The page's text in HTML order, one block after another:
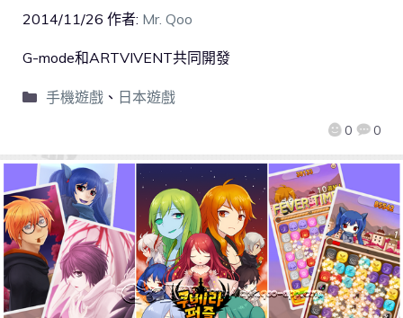
2014/11/26 作者: Mr. Qoo
0 0
G-mode和ARTVIVENT共同開發
手機遊戲、 日本遊戲